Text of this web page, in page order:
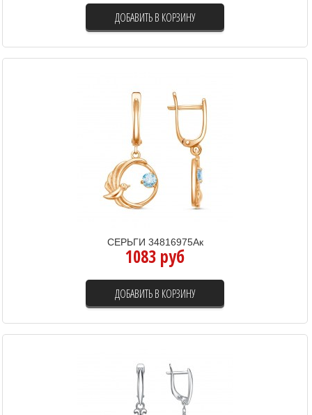
ДОБАВИТЬ В КОРЗИНУ
СЕРЬГИ 34816975Ак
1083 руб
ДОБАВИТЬ В КОРЗИНУ